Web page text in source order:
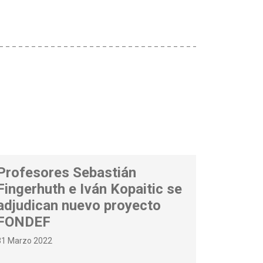
Sebastián
e Iván Kopaitic se
nuevo proyecto
Marzo 2022